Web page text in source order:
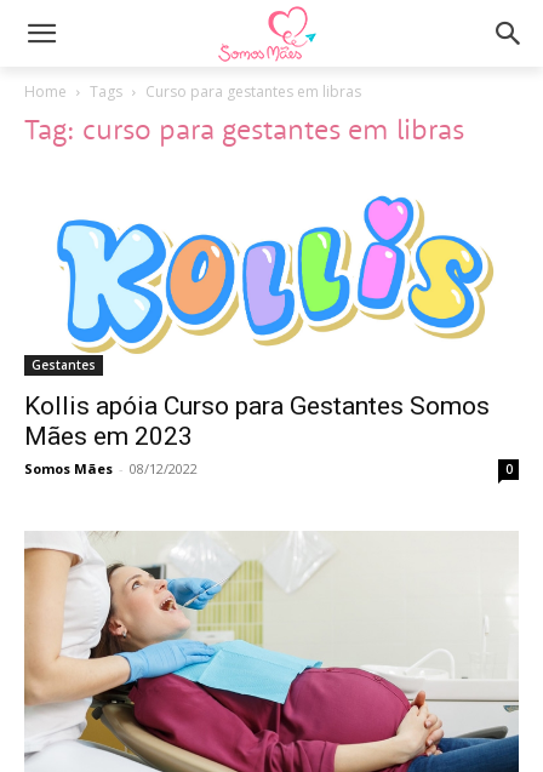
Home Tags Curso para gestantes em libras
Tag: curso para gestantes em libras
Gestantes
Kollis apóia Curso para Gestantes Somos
Mães em 2023
Somos Mães - 08/12/2022 0